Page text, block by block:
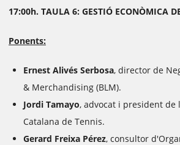
17:00h. TAULA 6: GESTIÓ ECONÒMICA
Ponents:
Ernest Alivés Serbosa, director de
& Merchandising (BLM).
Jordi Tamayo, advocat i president de
Catalana de Tennis.
Gerard Freixa Pérez, consultor